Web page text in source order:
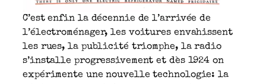
C’est enfin la décennie de l’arrivée de
l’électroménager, les voitures envahissent
les rues, la publicité triomphe, la radio
s’installe progressivement et dès 1924 on
expérimente une nouvelle technologie: la